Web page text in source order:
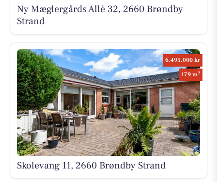
Ny Mæglergårds Allé 32, 2660 Brøndby
Strand
6.495.000 kr
179 m2
Skolevang 11, 2660 Brøndby Strand